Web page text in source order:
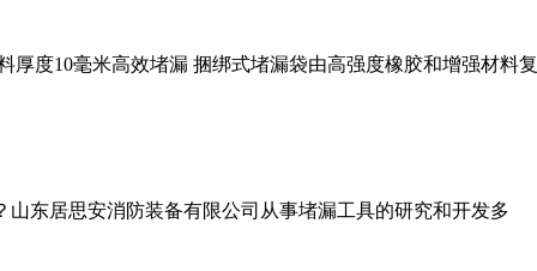
度10毫米高效堵漏 捆绑式堵漏袋由高强度橡胶和增强材料复
东居思安消防装备有限公司从事堵漏工具的研究和开发多